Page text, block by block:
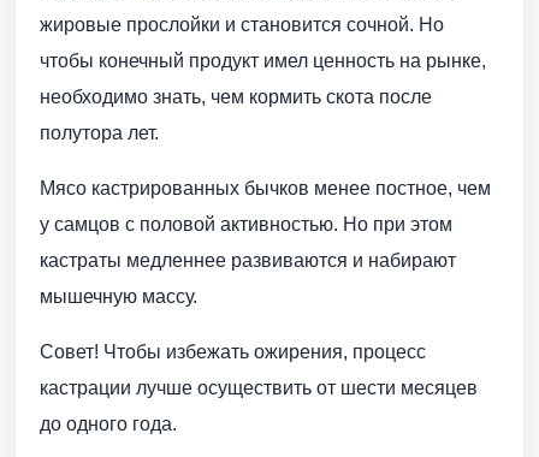
жировые прослойки и становится сочной. Но
чтобы конечный продукт имел ценность на рынке,
необходимо знать, чем кормить скота после
полутора лет.
Мясо кастрированных бычков менее постное, чем
у самцов с половой активностью. Но при этом
кастраты медленнее развиваются и набирают
мышечную массу.
Совет! Чтобы избежать ожирения, процесс
кастрации лучше осуществить от шести месяцев
до одного года.